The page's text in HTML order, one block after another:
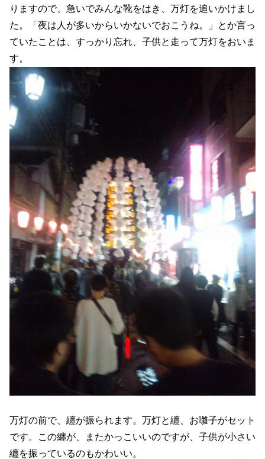
りますので、急いでみんな靴をはき、万灯を追いかけまし
た。「夜は人が多いからいかないでおこうね。」とか言っ
ていたことは、すっかり忘れ、子供と走って万灯をおいま
す。
万灯の前で、纏が振られます。万灯と纏、お囃子がセット
です。この纏が、またかっこいいのですが、子供が小さい
纏を振っているのもかわいい。